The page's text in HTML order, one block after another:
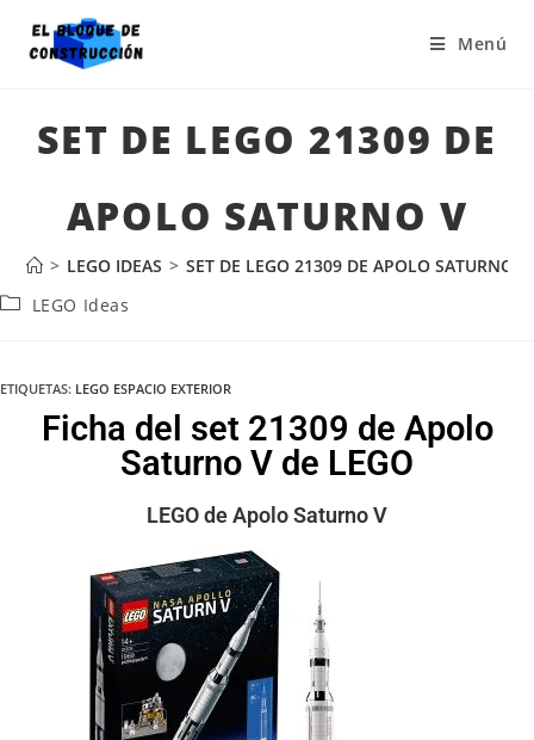
Menú
SET DE LEGO 21309 DE
APOLO SATURNO V
> LEGO IDEAS > SET DE LEGO 21309 DE APOLO SATURNO V
LEGO Ideas
ETIQUETAS: LEGO ESPACIO EXTERIOR
Ficha del set 21309 de Apolo
Saturno V de LEGO
LEGO de Apolo Saturno V